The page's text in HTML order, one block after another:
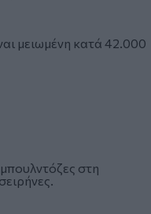
μειωμένη κατά 42.000
στη